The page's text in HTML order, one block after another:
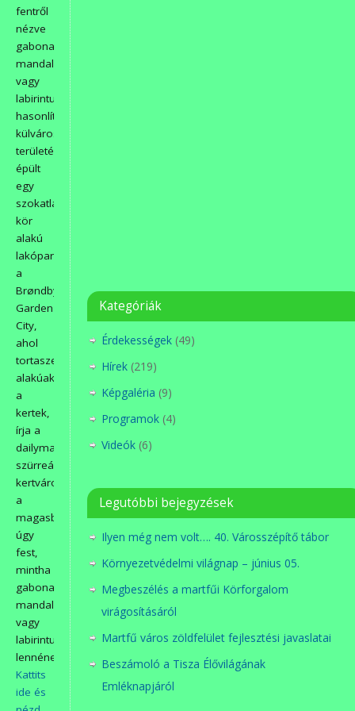
fentről
nézve
gabonakörökre,
mandalára
vagy
labirintusra
hasonlít.Koppenhága
külvárosi
területén
épült
egy
szokatlan,
kör
alakú
lakópark,
a
Brøndby
Garden
City,
ahol
tortaszelet
alakúak
a
kertek,
írja a
dailymail.A
szürreális
kertváros
a
magasból
úgy
fest,
mintha
gabonakörök,
mandalák
vagy
labirintusok
lennének.
Kattits
ide és
Kategóriák
Érdekességek (49)
Hírek (219)
Képgaléria (9)
Programok (4)
Videók (6)
Legutóbbi bejegyzések
Ilyen még nem volt…. 40. Városszépítő tábor
Környezetvédelmi világnap – június 05.
Megbeszélés a martfűi Körforgalom
virágosításáról
Martfű város zöldfelület fejlesztési javaslatai
Beszámoló a Tisza Élővilágának
Emléknapjáról